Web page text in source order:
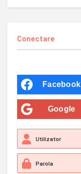
Conectare
Facebook
Google